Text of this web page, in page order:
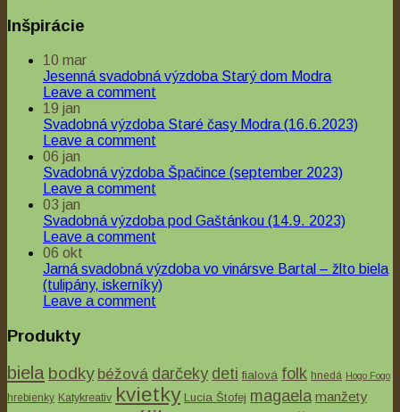
Inšpirácie
10 mar
Jesenná svadobná výzdoba Starý dom Modra
Leave a comment
19 jan
Svadobná výzdoba Staré časy Modra (16.6.2023)
Leave a comment
06 jan
Svadobná výzdoba Špačince (september 2023)
Leave a comment
03 jan
Svadobná výzdoba pod Gaštánkou (14.9. 2023)
Leave a comment
06 okt
Jarná svadobná výzdoba vo vinársve Bartal – žlto biela
(tulipány, iskerníky)
Leave a comment
Produkty
biela bodky béžová darčeky deti fialová folk hnedá Hogo Fogo
hrebienky Katykreativ kvietky Lucia Štofej magaela manžety